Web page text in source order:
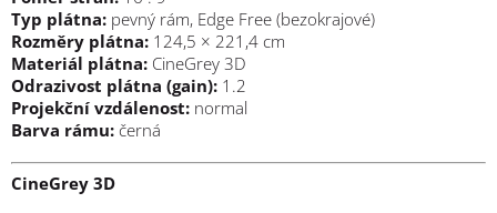
Typ plátna: pevný rám, Edge Free (bezokrajové)
Rozměry plátna: 124,5 × 221,4 cm
Materiál plátna: CineGrey 3D
Odrazivost plátna (gain): 1.2
Projekční vzdálenost: normal
Barva rámu: černá
CineGrey 3D